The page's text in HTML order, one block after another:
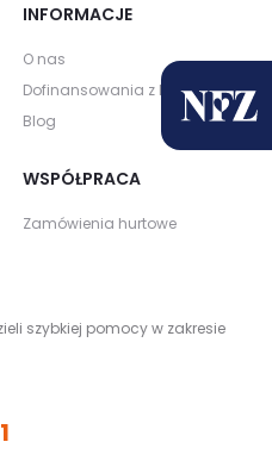
INFORMACJE
O nas
Dofinansowania z NFZ
Blog
WSPÓŁPRACA
Zamówienia hurtowe
szybkiej pomocy w zakresie